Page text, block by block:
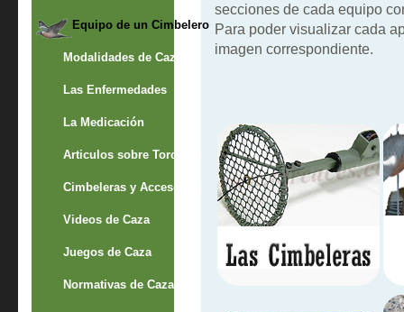
Equipo de un Cimbelero
Modalidades de Caza
Las Enfermedades
La Medicación
Articulos sobre Torcaces
Cimbeleras y Accesorios
Videos de Caza
Juegos de Caza
Normativas de Caza
secciones de cada equipo
Para poder visualizar cada
imagen correspondiente.